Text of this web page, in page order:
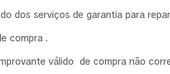
dos serviços de garantia para
compra .
válido de compra não